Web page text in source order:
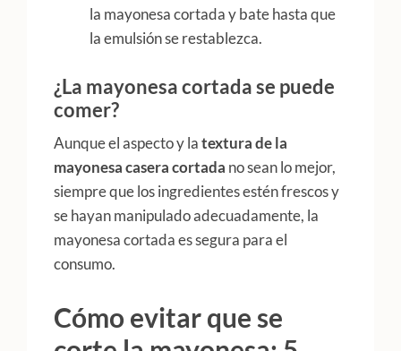
la mayonesa cortada y bate hasta que
la emulsión se restablezca.
¿La mayonesa cortada se puede
comer?
Aunque el aspecto y latextura de la
mayonesa casera cortada no sean lo mejor,
siempre que los ingredientes estén frescos y
se hayan manipulado adecuadamente, la
mayonesa cortada es segura para el
consumo.
Cómo evitar que se